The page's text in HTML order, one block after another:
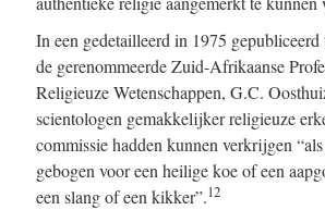
In een gedetailleerd in 1975
de gerenommeerde Zuid-Afrikaanse
Religieuze Wetenschappen, G.C.
scientologen gemakkelijker religieuze
commissie hadden kunnen verkrijgen
gebogen voor een heilige koe of een
een slang of een kikker”.12